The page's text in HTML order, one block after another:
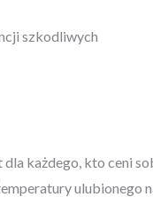
szkodliwych
każdego, kto ceni